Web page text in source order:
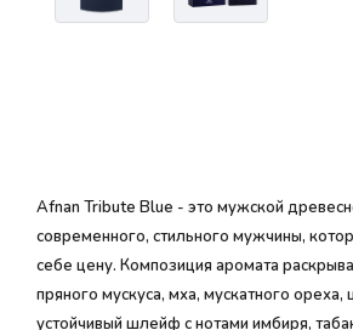
Afnan Tribute Blue - это мужской
современного, стильного мужчины,
себе цену. Композиция аромата
пряного мускуса, мха, мускатного
устойчивый шлейф с нотами имбиря,